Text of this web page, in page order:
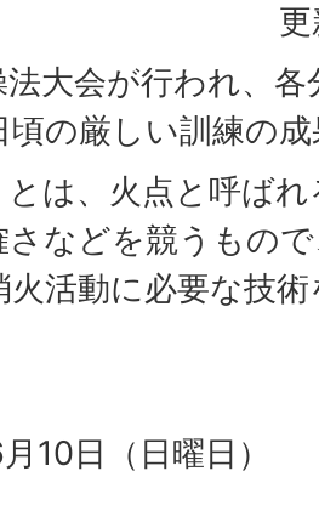
大会が行われ、
頃の厳しい訓練の
とは、火点と呼ば
さなどを競うもの
火活動に必要な技
10日（日曜日）